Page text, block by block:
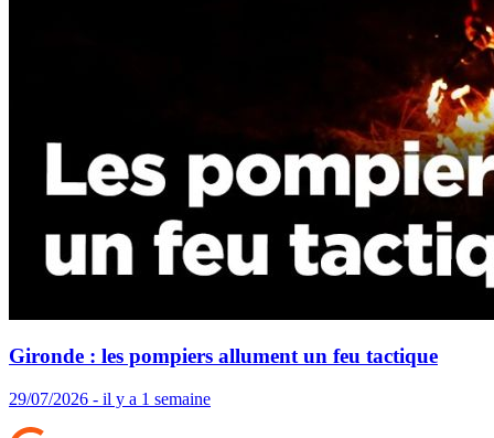
Gironde : les pompiers allument un feu tactique
29/07/2026 - il y a 1 semaine